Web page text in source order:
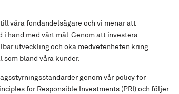
våra fondandelsägare och vi menar att
hand med vårt mål. Genom att investera
utveckling och öka medvetenheten kring
bland våra kunder.
genom vår policy för
for Responsible Investments (PRI) och följer